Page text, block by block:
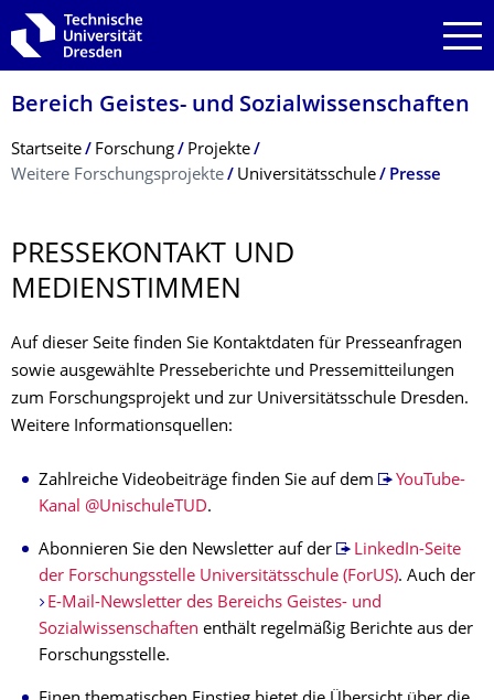
Zur Hauptnavigation springen
Zur Suche springen
Zum Inhalt springen
Bereich Geistes- und Sozialwissenschaf­ten
Breadcrumb-Menü
Startseite Forschung
Projekte
Weitere Forschungsprojekte
Universitätsschule Presse
PRESSEKONTAKT UND
MEDIENSTIMMEN
Auf dieser Seite finden Sie Kontaktdaten für Presseanfragen
sowie ausgewählte Presse­berich­te und Pressemitteilungen
zum Forschungsprojekt und zur Universitätsschule Dresden.
Weitere Informationsquellen:
Zahlreiche Videobeiträge finden Sie auf dem
YouTube-
Kanal @UnischuleTUD.
Abonnieren Sie den Newsletter auf der
LinkedIn-Seite
der Forschungsstelle Universitätsschule (ForUS). Auch der
E-Mail-Newsletter des Bereichs Geistes- und
Sozialwissenschaften enthält regelmäßig Berichte aus der
Forschungsstelle.